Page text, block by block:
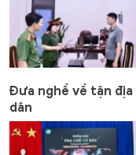
Đưa nghề về tận
dân